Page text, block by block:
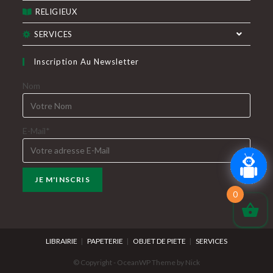
RELIGIEUX
SERVICES
Inscription Au Newsletter
Nom
E-Mail*
LIBRAIRIE PAPETERIE OBJET DE PIETE SERVICES
© Copyright - OceanWP Theme by Nick
0